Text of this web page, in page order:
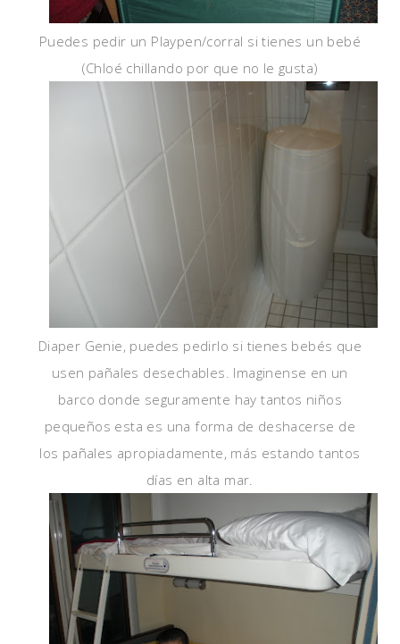
Puedes pedir un Playpen/corral si tienes un bebé
(Chloé chillando por que no le gusta)
Diaper Genie, puedes pedirlo si tienes bebés que
usen pañales desechables. Imaginense en un
barco donde seguramente hay tantos niños
pequeños esta es una forma de deshacerse de
los pañales apropiadamente, más estando tantos
días en alta mar.